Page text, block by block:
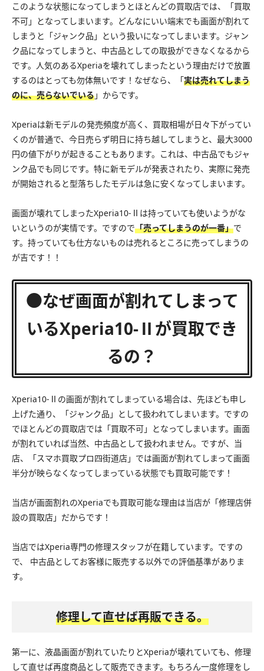
このような状態になってしまうとほとんどの買取店では、「買取
不可」となってしまいます。どんなにいい端末でも画面が割れて
しまうと「ジャンク品」という扱いになってしまいます。ジャン
ク品になってしまうと、中古品としての取扱ができなくなるから
です。人気のあるXperiaを壊れてしまったという理由だけで放置
するのはとっても勿体無いです！なぜなら、「実は売れてしまう
のに、売らないでいる」からです。
Xperiaは新モデルの発売頻度が高く、買取相場が日々下がってい
くのが普通で、今日売らず明日に持ち越してしまうと、最大3000
円の値下がりが起きることもあります。これは、中古品でもジャ
ンク品でも同じです。特に新モデルが発表されたり、実際に発売
が開始されると型落ちしたモデルは急に安くなってしまいます。
画面が壊れてしまったXperia10-Ⅱは持っていても使いようがな
いというのが実情です。ですので「売ってしまうのが一番」で
す。持っていても仕方ないものは売れるところに売ってしまうの
が吉です！！
●なぜ画面が割れてしまって
いるXperia10-Ⅱが買取でき
るの？
Xperia10-Ⅱの画面が割れてしまっている場合は、先ほども申し
上げた通り、「ジャンク品」として扱われてしまいます。ですの
でほとんどの買取店では「買取不可」となってしまいます。画面
が割れていれば当然、中古品として扱われません。ですが、当
店、「スマホ買取プロ四街道店」では画面が割れてしまって画面
半分が映らなくなってしまっている状態でも買取可能です！
当店が画面割れのXperiaでも買取可能な理由は当店が「修理店併
設の買取店」だからです！
当店ではXperia専門の修理スタッフが在籍しています。ですの
で、 中古品としてお客様に販売する以外での評価基準がありま
す。
修理して直せば再販できる。
第一に、液晶画面が割れていたりとXperiaが壊れていても、修理
して直せば再度商品として販売できます。もちろん一度修理をし